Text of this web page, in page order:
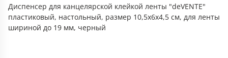
Диспенсер для канцелярской клейкой ленты "deVENTE"
пластиковый, настольный, размер 10,5x6x4,5 см, для ленты
шириной до 19 мм, черный